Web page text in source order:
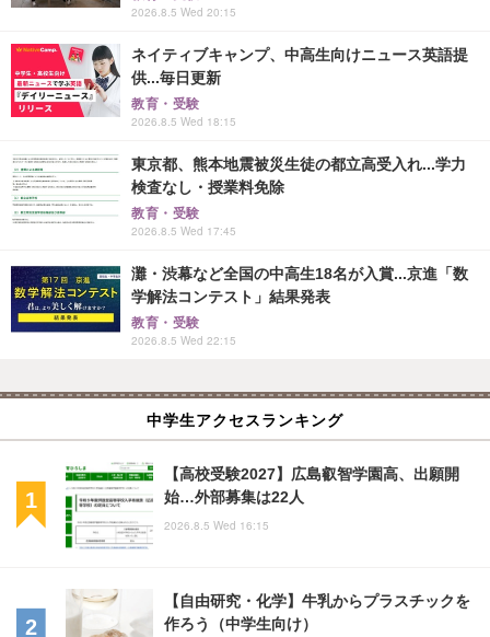
2026.8.5 Wed 20:15
ネイティブキャンプ、中高生向けニュース英語提
供...毎日更新
教育・受験
2026.8.5 Wed 18:15
東京都、熊本地震被災生徒の都立高受入れ...学力
検査なし・授業料免除
教育・受験
2026.8.5 Wed 17:45
灘・渋幕など全国の中高生18名が入賞...京進「数
学解法コンテスト」結果発表
教育・受験
2026.8.5 Wed 22:15
中学生アクセスランキング
【高校受験2027】広島叡智学園高、出願開
始…外部募集は22人
2026.8.5 Wed 16:15
【自由研究・化学】牛乳からプラスチックを
作ろう（中学生向け）